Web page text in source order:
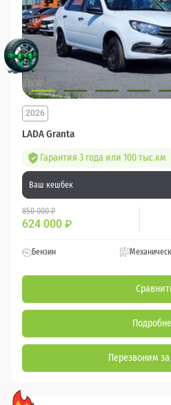
LADA Granta
2026
Гарантия 3 года или 100 тыс.км
Ваш кешбек
850 000 ₽
624 000 ₽
Бензин
Перезвоним